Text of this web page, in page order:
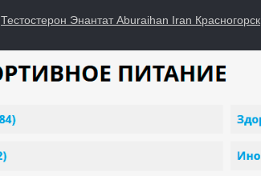
Тестостерон Энантат Aburaihan Iran Красногорск